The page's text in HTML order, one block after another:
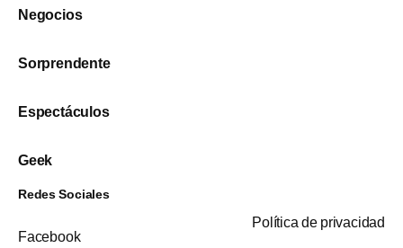
Negocios
Sorprendente
Espectáculos
Geek
Redes Sociales
Facebook
Política de privacidad